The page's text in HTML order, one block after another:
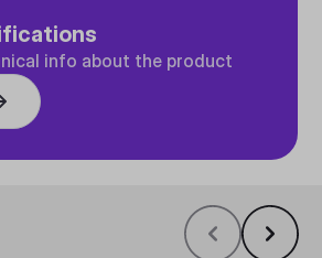
info about the product